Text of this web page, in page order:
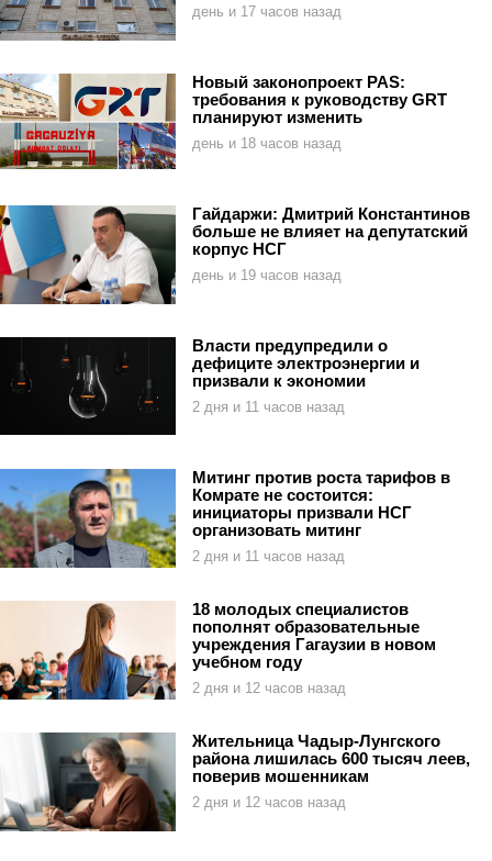
день и 17 часов назад
Новый законопроект PAS:
требования к руководству GRT
планируют изменить
день и 18 часов назад
Гайдаржи: Дмитрий Константинов
больше не влияет на депутатский
корпус НСГ
день и 19 часов назад
Власти предупредили о
дефиците электроэнергии и
призвали к экономии
2 дня и 11 часов назад
Митинг против роста тарифов в
Комрате не состоится:
инициаторы призвали НСГ
организовать митинг
2 дня и 11 часов назад
18 молодых специалистов
пополнят образовательные
учреждения Гагаузии в новом
учебном году
2 дня и 12 часов назад
Жительница Чадыр-Лунгского
района лишилась 600 тысяч леев,
поверив мошенникам
2 дня и 12 часов назад